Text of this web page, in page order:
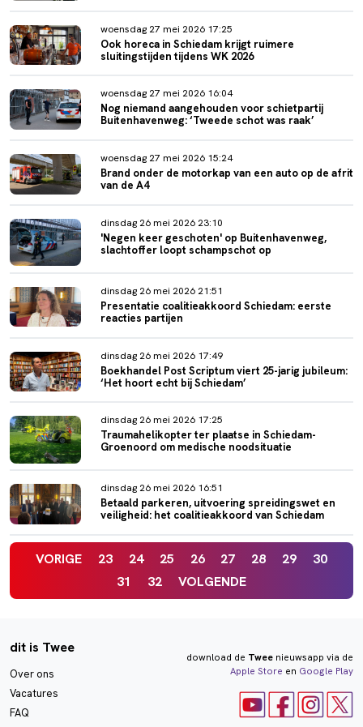
woensdag 27 mei 2026 17:25
Ook horeca in Schiedam krijgt ruimere
sluitingstijden tijdens WK 2026
woensdag 27 mei 2026 16:04
Nog niemand aangehouden voor schietpartij
Buitenhavenweg: ‘Tweede schot was raak’
woensdag 27 mei 2026 15:24
Brand onder de motorkap van een auto op de afrit
van de A4
dinsdag 26 mei 2026 23:10
'Negen keer geschoten' op Buitenhavenweg,
slachtoffer loopt schampschot op
dinsdag 26 mei 2026 21:51
Presentatie coalitieakkoord Schiedam: eerste
reacties partijen
dinsdag 26 mei 2026 17:49
Boekhandel Post Scriptum viert 25-jarig jubileum:
‘Het hoort echt bij Schiedam’
dinsdag 26 mei 2026 17:25
Traumahelikopter ter plaatse in Schiedam-
Groenoord om medische noodsituatie
dinsdag 26 mei 2026 16:51
Betaald parkeren, uitvoering spreidingswet en
veiligheid: het coalitieakkoord van Schiedam
VORIGE 23 24 25 26 27 28 29
30
31
32 VOLGENDE
dit is Twee
Over ons
Vacatures
FAQ
download de Tweenieuwsapp via de
Apple Store en Google Play